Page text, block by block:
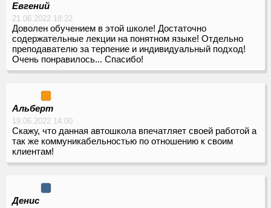
Евгений
21.06.2022 18:22
Доволен обучением в этой школе! Достаточно
содержательные лекции на понятном языке! Отдельно
преподавателю за терпение и индивидуальный подход!
Очень понравилось... Спасибо!
Альберт
19.06.2022 14:00
Cкажу, что данная автошкола впечатляет своей работой а
так же коммуникабельностью по отношению к своим
клиентам!
Денис